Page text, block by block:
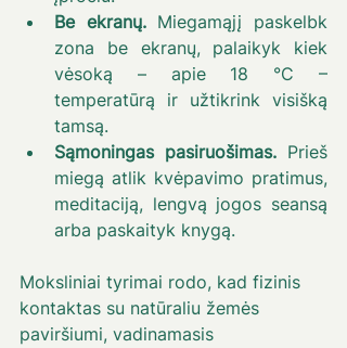
Be ekranų. Miegamąjį paskelbk
zona be ekranų, palaikyk kiek
vėsoką – apie 18 °C –
temperatūrą ir užtikrink visišką
tamsą.
Sąmoningas pasiruošimas. Prieš
miegą atlik kvėpavimo pratimus,
meditaciją, lengvą jogos seansą
arba paskaityk knygą.
Moksliniai tyrimai rodo, kad fizinis
kontaktas su natūraliu žemės
paviršiumi, vadinamasis